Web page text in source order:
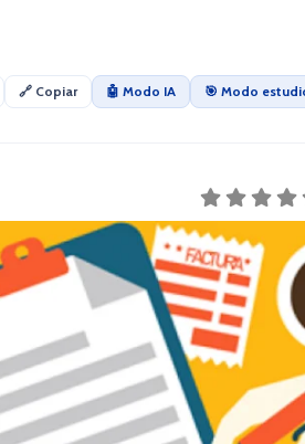
🔗 Copiar 🤖 Modo IA 🎯 Modo